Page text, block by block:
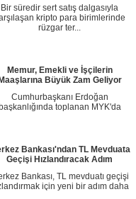
Bir süredir sert satış dalgasıyla
kripto para birimlerinde
rüzgar ter...
Memur, Emekli ve İşçilerin
Maaşlarına Büyük Zam Geliyor
Cumhurbaşkanı Erdoğan
başkanlığında toplanan MYK'da
Bankası'ndan TL Mevduata
Geçişi Hızlandıracak Adım
Bankası, TL mevduatı geçişi
için yeni bir adım daha